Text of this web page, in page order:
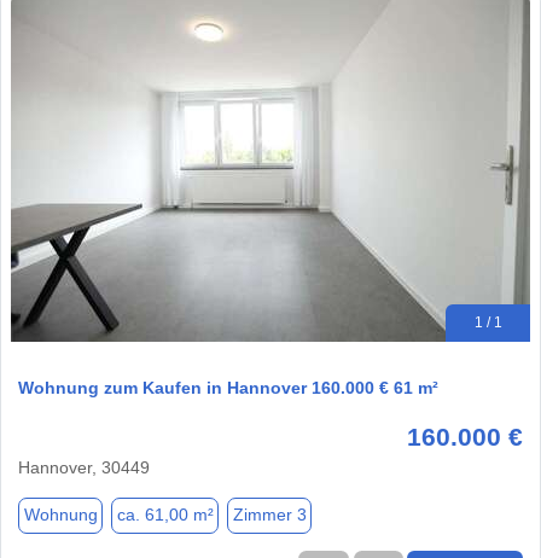
1 / 1
Wohnung zum Kaufen in Hannover 160.000 € 61 m²
160.000 €
Hannover, 30449
Wohnung ca. 61,00 m² Zimmer 3